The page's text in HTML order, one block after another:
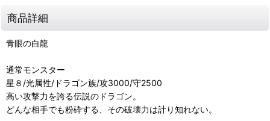
商品詳細
青眼の白龍
通常モンスター
星８/光属性/ドラゴン族/攻3000/守2500
高い攻撃力を誇る伝説のドラゴン。
どんな相手でも粉砕する、その破壊力は計り知れない。